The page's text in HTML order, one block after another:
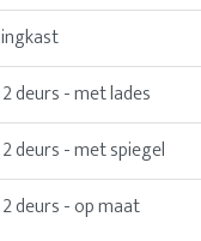
deurs - met lades
deurs - met spiegel
deurs - op maat